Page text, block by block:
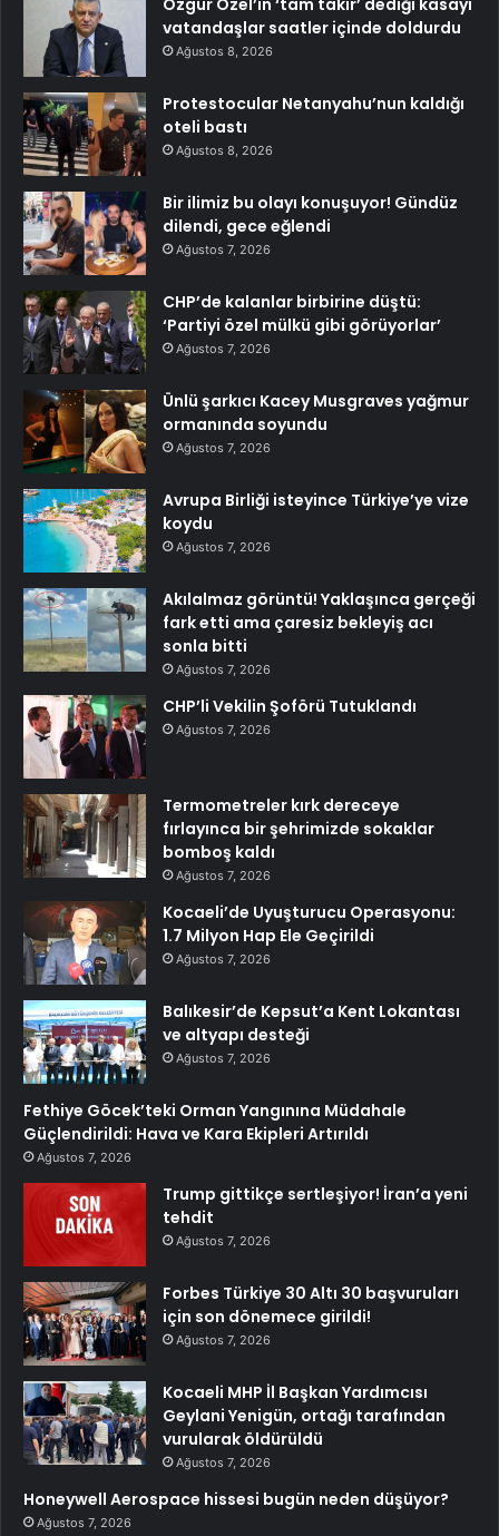
Özgür Özel’in ‘tam takır’ dediği kasayı
vatandaşlar saatler içinde doldurdu
Ağustos 8, 2026
Protestocular Netanyahu’nun kaldığı
oteli bastı
Ağustos 8, 2026
Bir ilimiz bu olayı konuşuyor! Gündüz
dilendi, gece eğlendi
Ağustos 7, 2026
CHP’de kalanlar birbirine düştü:
‘Partiyi özel mülkü gibi görüyorlar’
Ağustos 7, 2026
Ünlü şarkıcı Kacey Musgraves yağmur
ormanında soyundu
Ağustos 7, 2026
Avrupa Birliği isteyince Türkiye’ye vize
koydu
Ağustos 7, 2026
Akılalmaz görüntü! Yaklaşınca gerçeği
fark etti ama çaresiz bekleyiş acı
sonla bitti
Ağustos 7, 2026
CHP’li Vekilin Şoförü Tutuklandı
Ağustos 7, 2026
Termometreler kırk dereceye
fırlayınca bir şehrimizde sokaklar
bomboş kaldı
Ağustos 7, 2026
Kocaeli’de Uyuşturucu Operasyonu:
1.7 Milyon Hap Ele Geçirildi
Ağustos 7, 2026
Balıkesir’de Kepsut’a Kent Lokantası
ve altyapı desteği
Ağustos 7, 2026
Fethiye Göcek’teki Orman Yangınına Müdahale
Güçlendirildi: Hava ve Kara Ekipleri Artırıldı
Ağustos 7, 2026
Trump gittikçe sertleşiyor! İran’a yeni
tehdit
Ağustos 7, 2026
Forbes Türkiye 30 Altı 30 başvuruları
için son dönemece girildi!
Ağustos 7, 2026
Kocaeli MHP İl Başkan Yardımcısı
Geylani Yenigün, ortağı tarafından
vurularak öldürüldü
Ağustos 7, 2026
Honeywell Aerospace hissesi bugün neden düşüyor?
Ağustos 7, 2026